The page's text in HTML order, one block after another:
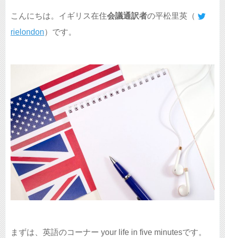
こんにちは。イギリス在住会議通訳者の平松里英（
rielondon）です。
まずは、英語のコーナー your life in five minutesです。